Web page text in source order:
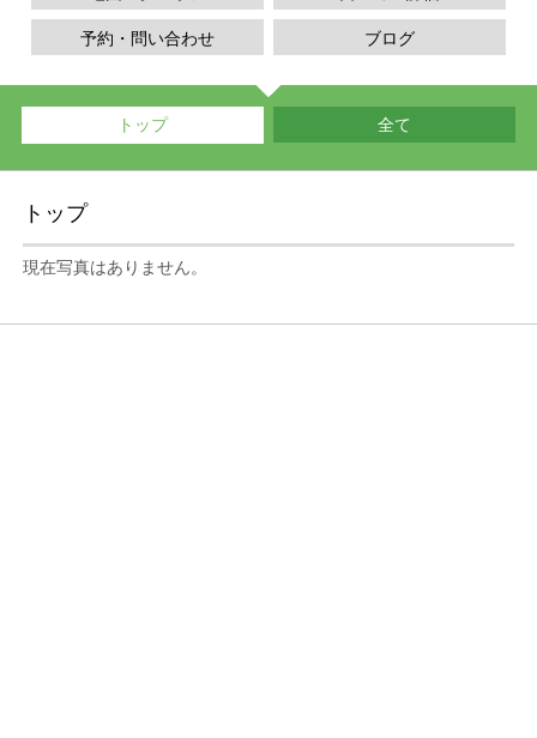
ブログ
予約・問い合わせ
トップ 全て
トップ
現在写真はありません。